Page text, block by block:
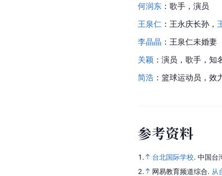
何润东 ：歌手，演员
王泉仁 ： 王永庆长孙，
李晶晶 ：王泉仁未婚妻
关颖 ：演员，歌手，知
简浩 ：篮球运动员，效
参考资料
1. 台北国际学校. 中国台
2.
网易教育频道综合. 从